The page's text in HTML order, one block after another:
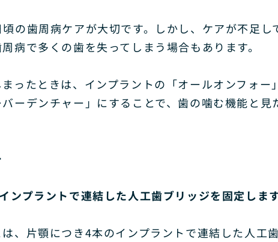
の歯周病ケアが大切です。しかし、ケアが不足し
病で多くの歯を失ってしまう場合もあります。
ったときは、インプラントの「オールオンフォー
バーデンチャー」にすることで、歯の噛む機能と見
ンプラントで連結した人工歯ブリッジを固定しま
、片顎につき4本のインプラントで連結した人工